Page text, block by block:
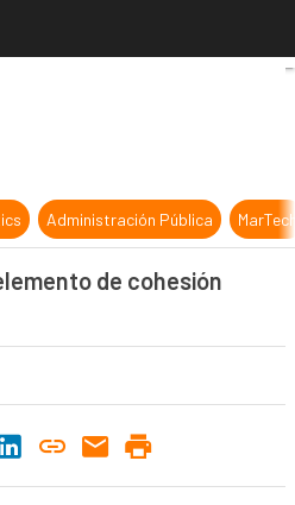
un elemento de
Administración Pública
de cohesión